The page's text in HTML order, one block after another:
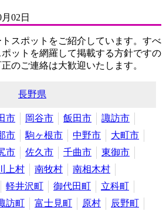
02日
スポットをご紹介しています。すべ
ットを網羅して掲載する方針ですの
のご連絡は大歓迎いたします。
長野県
市 岡谷市 飯田市
諏訪市
市 駒ヶ根市 中野市
大町市
市 佐久市 千曲市
東御市
上村 南牧村
南相木村
軽井沢町 御代田町
立科町
訪町 富士見町 原村
辰野町